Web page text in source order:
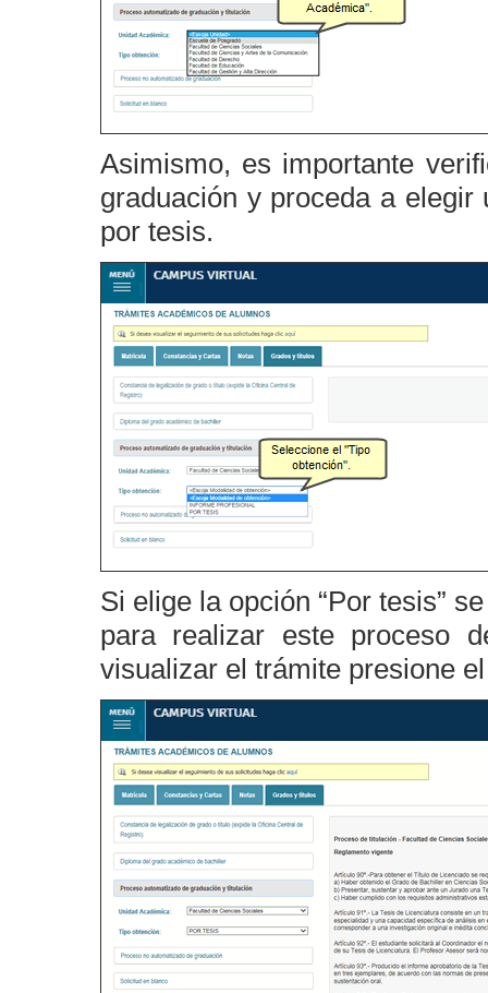
Asimismo, es importante
graduación y proceda a
por tesis.
Si elige la opción “Por tesis”
para realizar este proceso
visualizar el trámite presione